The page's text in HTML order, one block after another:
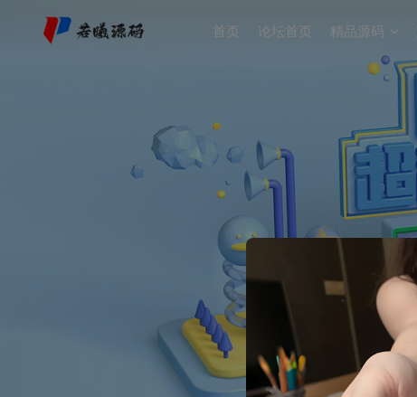
首页 论坛首页 精品源码
开启精彩搜索